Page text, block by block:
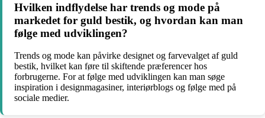
Hvilken indflydelse har trends og mode på
markedet for guld bestik, og hvordan kan man
følge med udviklingen?
Trends og mode kan påvirke designet og farvevalget af guld
bestik, hvilket kan føre til skiftende præferencer hos
forbrugerne. For at følge med udviklingen kan man søge
inspiration i designmagasiner, interiørblogs og følge med på
sociale medier.